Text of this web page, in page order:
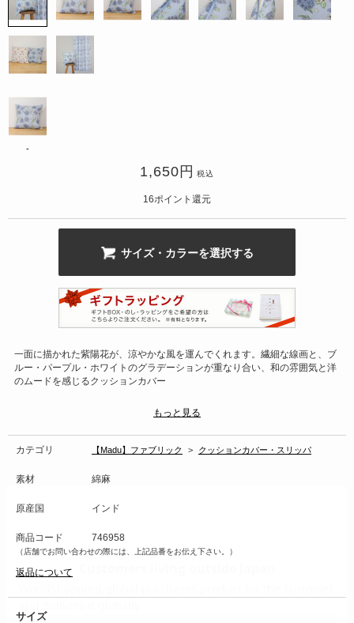
販サイト
-
1,650 円 税込
16ポイント還元
サイズ・カラーを選択する
一面に描かれた紫陽花が、涼やかな風を運んでくれます。繊細な線画と、ブ
ルー・パープル・ホワイトのグラデーションが重なり合い、和の雰囲気と洋
のムードを感じるクッションカバー
→商品のお取り扱い方法についてもっと見る
カテゴリ 【Madu】ファブリック > クッションカバー・スリッパ
素材 綿麻
原産国 インド
商品コード 746958
（店舗でお問い合わせの際には、上記品番をお伝え下さい。）
返品について
サイズ